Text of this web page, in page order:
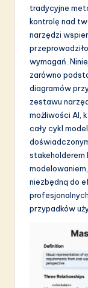
w
o
ti
tradycyjne
kontrolę nad
narzędzi
wymagań.
zarówno
diagramów
zestawu
możliwości AI,
cały cykl
stakeholderem
niezbędną do
przypadków